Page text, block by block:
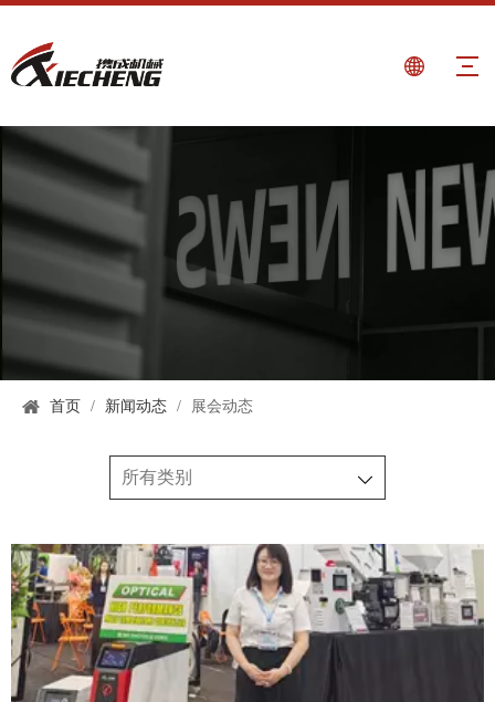
首页 / 新闻动态 / 展会动态